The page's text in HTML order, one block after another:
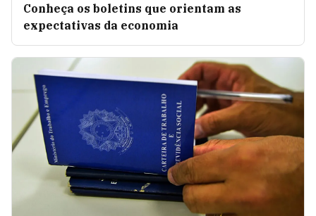
Conheça os boletins que orientam as
expectativas da economia